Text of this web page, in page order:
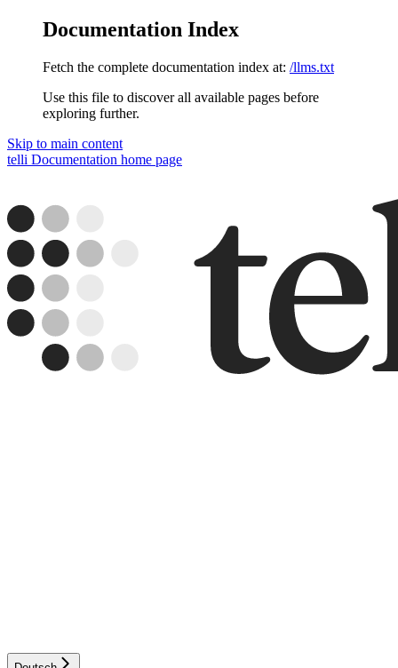
Documentation Index
Fetch the complete documentation index at: /llms.txt
Use this file to discover all available pages before
exploring further.
Skip to main content
telli Documentation home page